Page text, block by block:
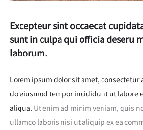
Excepteur sint occaecat
sunt in culpa qui officia deseru
laborum.
Lorem ipsum dolor sit amet, consectetur
do eiusmod tempor incididunt ut labore
aliqua. Ut enim ad minim veniam, quis
ullamco laboris nisi ut aliquip ex ea